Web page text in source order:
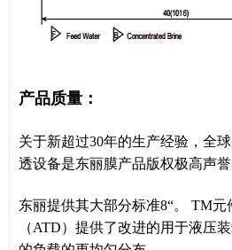
产品质量：
关于新超过30年的生产经验，全
透设备是东丽膜产品版权极高声誉
东丽提供其大部分标准8“。 TM元
（ATD）提供了改进的用于液压